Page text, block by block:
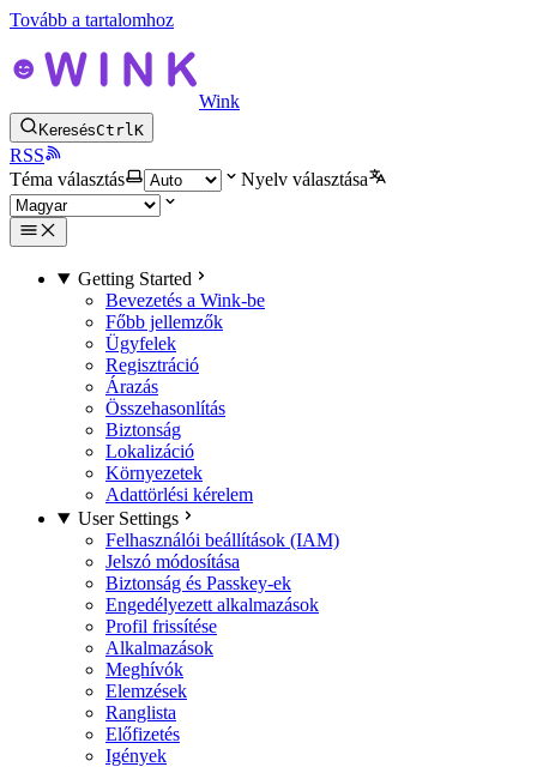
Tovább a tartalomhoz
Wink
KeresésCtrlK
RSS
Téma választás
Nyelv választása
Getting Started
Bevezetés a Wink-be
Főbb jellemzők
Ügyfelek
Regisztráció
Árazás
Összehasonlítás
Biztonság
Lokalizáció
Környezetek
Adattörlési kérelem
User Settings
Felhasználói beállítások (IAM)
Jelszó módosítása
Biztonság és Passkey-ek
Engedélyezett alkalmazások
Profil frissítése
Alkalmazások
Meghívók
Elemzések
Ranglista
Előfizetés
Igények